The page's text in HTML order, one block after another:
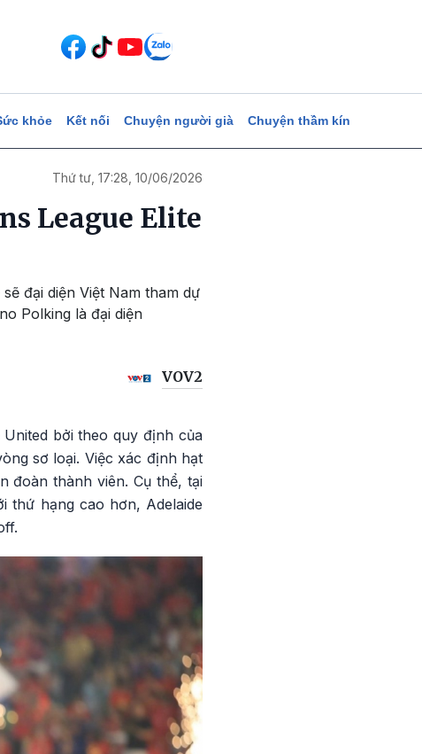
khỏe Kết nối Chuyện người già Chuyện thầm kín
Thứ tư, 17:28, 10/06/2026
League Elite
đại diện Việt Nam tham dự
Polking là đại diện
VOV2
bởi theo quy định của
sơ loại. Việc xác định hạt
đoàn thành viên. Cụ thể, tại
thứ hạng cao hơn, Adelaide